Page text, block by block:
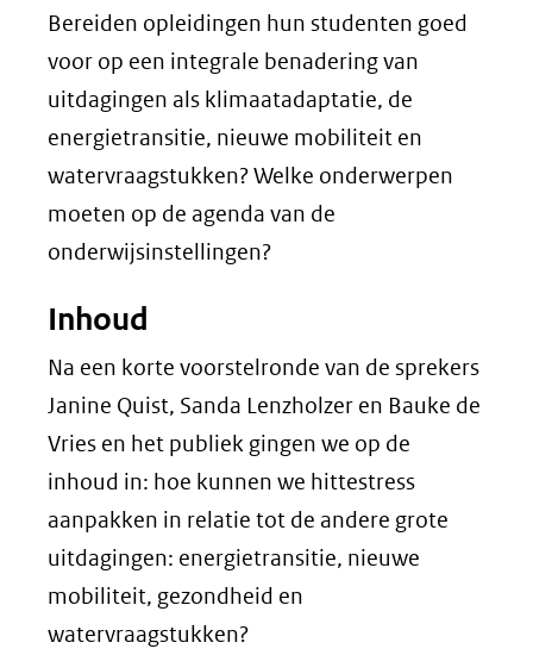
Bereiden opleidingen hun studenten goed
voor op een integrale benadering van
uitdagingen als klimaatadaptatie, de
energietransitie, nieuwe mobiliteit en
watervraagstukken? Welke onderwerpen
moeten op de agenda van de
onderwijsinstellingen?
Inhoud
Na een korte voorstelronde van de sprekers
Janine Quist, Sanda Lenzholzer en Bauke de
Vries en het publiek gingen we op de
inhoud in: hoe kunnen we hittestress
aanpakken in relatie tot de andere grote
uitdagingen: energietransitie, nieuwe
mobiliteit, gezondheid en
watervraagstukken?